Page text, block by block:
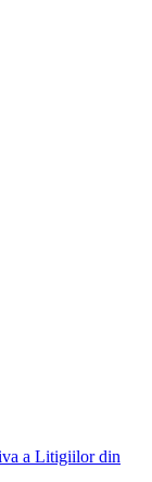
a Litigiilor din